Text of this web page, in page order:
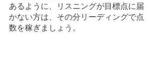
あるように、リスニングが目標点に届
かない方は、その分リーディングで点
数を稼ぎましょう。